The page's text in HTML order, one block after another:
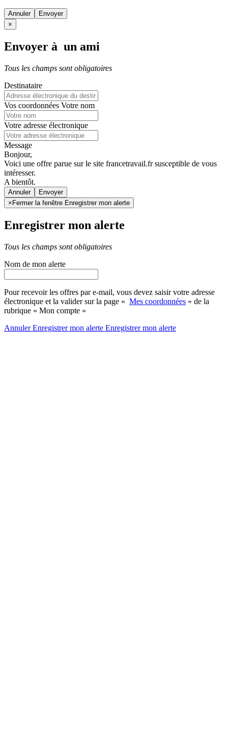
Annuler
×
Envoyer à un ami
Tous les champs sont obligatoires
Destinataire
Vos coordonnées Votre nom
Votre adresse électronique
Message
Bonjour,
Voici une offre parue sur le site francetravail.fr susceptible de vous
intéresser.
A bientôt.
Annuler
× Fermer la fenêtre Enregistrer mon alerte
Enregistrer mon alerte
Tous les champs sont obligatoires
Nom de mon alerte
Pour recevoir les offres par e-mail, vous devez saisir votre adresse
électronique et la valider sur la page « Mes coordonnées » de la
rubrique « Mon compte »
AnnulerEnregistrer mon alerte Enregistrermon alerte